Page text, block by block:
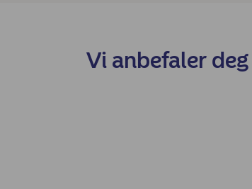
Vi anbefaler deg